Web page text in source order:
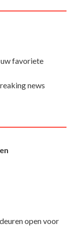
favoriete
news
open voor